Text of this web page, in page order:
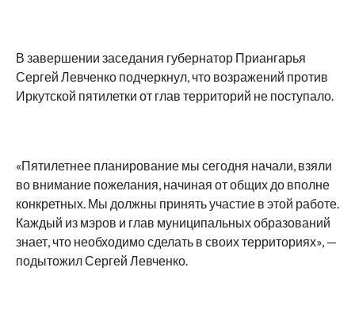
В завершении заседания губернатор Приангарья
Сергей Левченко подчеркнул, что возражений против
Иркутской пятилетки от глав территорий не поступало.
«Пятилетнее планирование мы сегодня начали, взяли
во внимание пожелания, начиная от общих до вполне
конкретных. Мы должны принять участие в этой работе.
Каждый из мэров и глав муниципальных образований
знает, что необходимо сделать в своих территориях», —
подытожил Сергей Левченко.